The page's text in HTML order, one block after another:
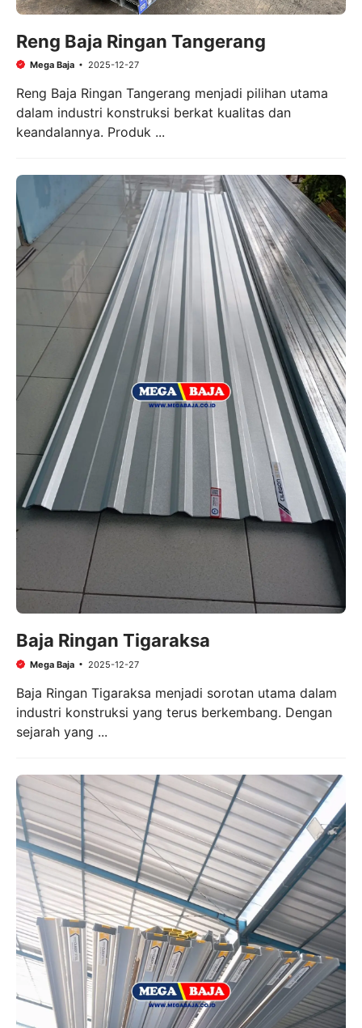
Reng Baja Ringan Tangerang
Mega Baja 2025-12-27
Reng Baja Ringan Tangerang menjadi pilihan utama
dalam industri konstruksi berkat kualitas dan
keandalannya. Produk ...
Baja Ringan Tigaraksa
Mega Baja 2025-12-27
Baja Ringan Tigaraksa menjadi sorotan utama dalam
industri konstruksi yang terus berkembang. Dengan
sejarah yang ...